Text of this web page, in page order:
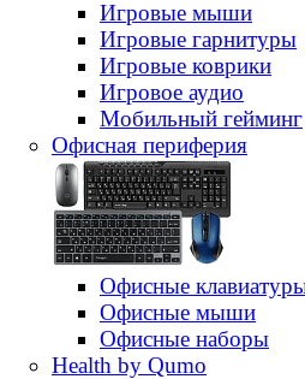
Игровые мыши
Игровые гарнитуры
Игровые коврики
Игровое аудио
Мобильный гейминг
Офисная периферия
Офисные
Офисные мыши
Офисные наборы
Health by Qumo